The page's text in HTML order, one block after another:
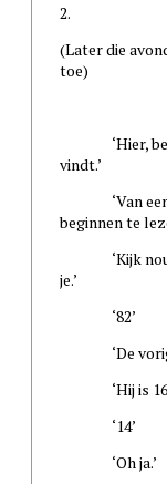
2.
(Later die
toe)
‘Hier,
vindt.’
‘Van een
beginnen te
‘Kijk nou
je.’
‘82’
‘De vorige
‘Hij is 16
‘14’
‘Oh ja.’